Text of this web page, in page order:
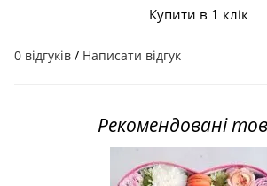
Купити в 1 клік
0 відгуків / Написати відгук
Рекомендовані